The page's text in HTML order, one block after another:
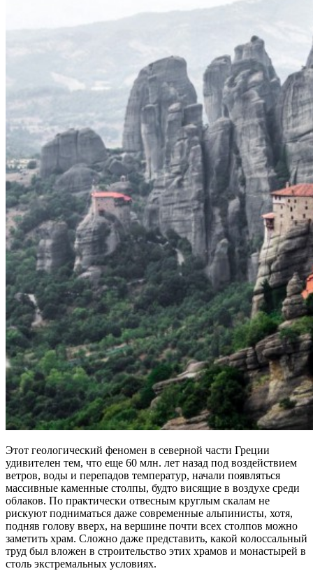
Этот геологический феномен в северной части Греции
удивителен тем, что еще 60 млн. лет назад под воздействием
ветров, воды и перепадов температур, начали появляться
массивные каменные столпы, будто висящие в воздухе среди
облаков. По практически отвесным круглым скалам не
рискуют подниматься даже современные альпинисты, хотя,
подняв голову вверх, на вершине почти всех столпов можно
заметить храм. Сложно даже представить, какой колоссальный
труд был вложен в строительство этих храмов и монастырей в
столь экстремальных условиях.